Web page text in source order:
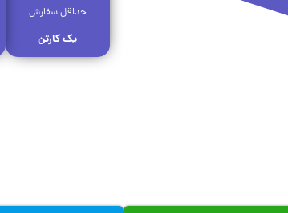
حداقل سفارش
یک کارتن